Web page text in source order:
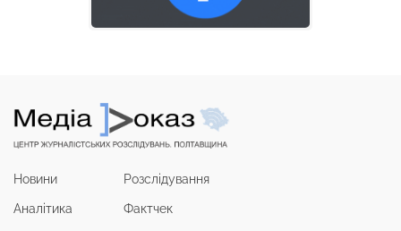
Новини
Аналітика
Розслідування
Фактчек